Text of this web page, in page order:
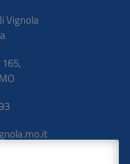
Vignola
,
MO